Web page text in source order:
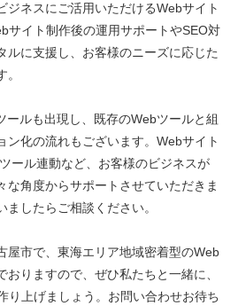
ジネスにご活用いただけるWebサイト
サイト制作後の運用サポートやSEO対
ルに支援し、お客様のニーズに応じた
ールも出現し、既存のWebツールと組
ン化の流れもございます。Webサイト
ール連動など、お客様のビジネスが
な角度からサポートさせていただきま
したらご相談ください。
屋市で、東海エリア地域密着型のWeb
りますので、ぜひ私たちと一緒に、
り上げましょう。お問い合わせお待ち